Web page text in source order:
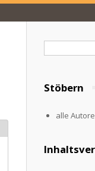
Stöbern
alle